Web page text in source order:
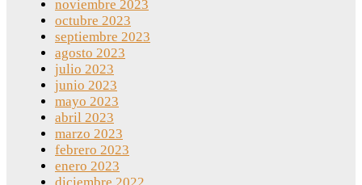
noviembre 2023
octubre 2023
septiembre 2023
agosto 2023
julio 2023
junio 2023
mayo 2023
abril 2023
marzo 2023
febrero 2023
enero 2023